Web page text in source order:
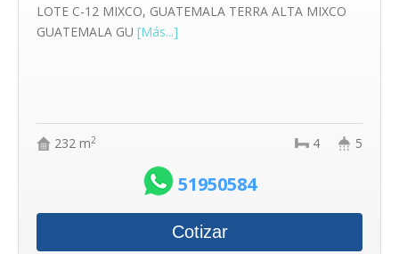
LOTE C-12 MIXCO, GUATEMALA TERRA ALTA MIXCO
GUATEMALA GU [Más...]
232 m2 5
4
51950584
Cotizar